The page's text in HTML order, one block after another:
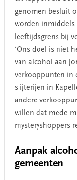
genomen besluit
worden inmiddels
leeftijdsgrens bij
‘Ons doel is niet
van alcohol aan
verkooppunten in
slijterijen in
andere
willen dat mede
mysteryshoppers
Aanpak
gemeenten